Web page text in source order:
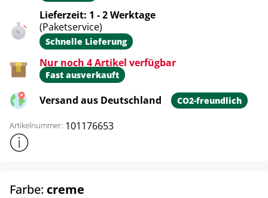
Lieferzeit: 1 - 2 Werktage
(Paketservice)
Schnelle Lieferung
Nur noch 4 Artikel verfügbar
Fast ausverkauft
Versand aus Deutschland CO2-freundlich
Artikelnummer: 101176653
Weitere Produktinformationen anzeigen
Farbe: creme